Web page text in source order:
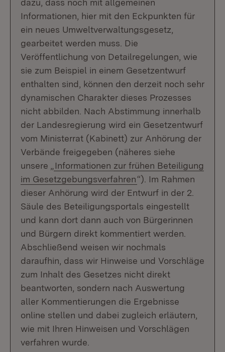
dazu, dass noch mit allgemeinen
Informationen, hier mit den Eckpunkten für
ein neues Umweltverwaltungsgesetz,
gearbeitet werden muss. Die
Veröffentlichung von Detailregelungen, wie
sie zum Beispiel in einem Gesetzentwurf
enthalten sind, können den derzeit noch sehr
dynamischen Charakter dieses Prozesses
nicht abbilden. Nach Abstimmung innerhalb
der Landesregierung wird ein Gesetzentwurf
vom Ministerrat (Kabinett) zur Anhörung der
Verbände freigegeben (näheres siehe
unsere „
Informationen zur frühen Beteiligung
im Gesetzgebungsverfahren“). Im Rahmen
dieser Anhörung wird der Entwurf in der 2.
Säule des Beteiligungsportals eingestellt
und kann dort dann auch von Bürgerinnen
und Bürgern direkt kommentiert werden.
Abschließend weisen wir nochmals
daraufhin, dass wir Hinweise und Vorschläge
zum Inhalt des Gesetzes nicht direkt
beantworten, sondern nach Auswertung
aller Kommentierungen die Ergebnisse
online stellen und dabei zugleich erläutern,
wie mit Ihren Hinweisen und Vorschlägen
verfahren wurde.